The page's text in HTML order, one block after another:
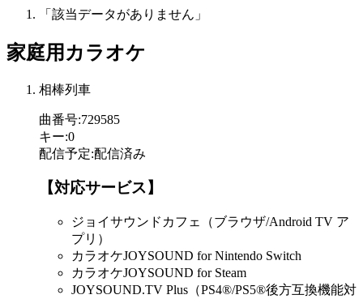
「該当データがありません」
家庭用カラオケ
相棒列車
曲番号:729585
キー:0
配信予定:配信済み
【対応サービス】
ジョイサウンドカフェ（ブラウザ/Android TV ア
プリ）
カラオケJOYSOUND for Nintendo Switch
カラオケJOYSOUND for Steam
JOYSOUND.TV Plus（PS4®/PS5®後方互換機能対